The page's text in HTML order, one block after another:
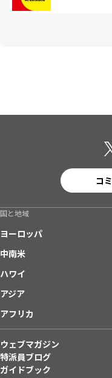
コ
国と地域
ヨーロッパ
中南米
ハワイ
アジア
アフリカ
ウェブマガジン
特派員ブログ
ガイドブック